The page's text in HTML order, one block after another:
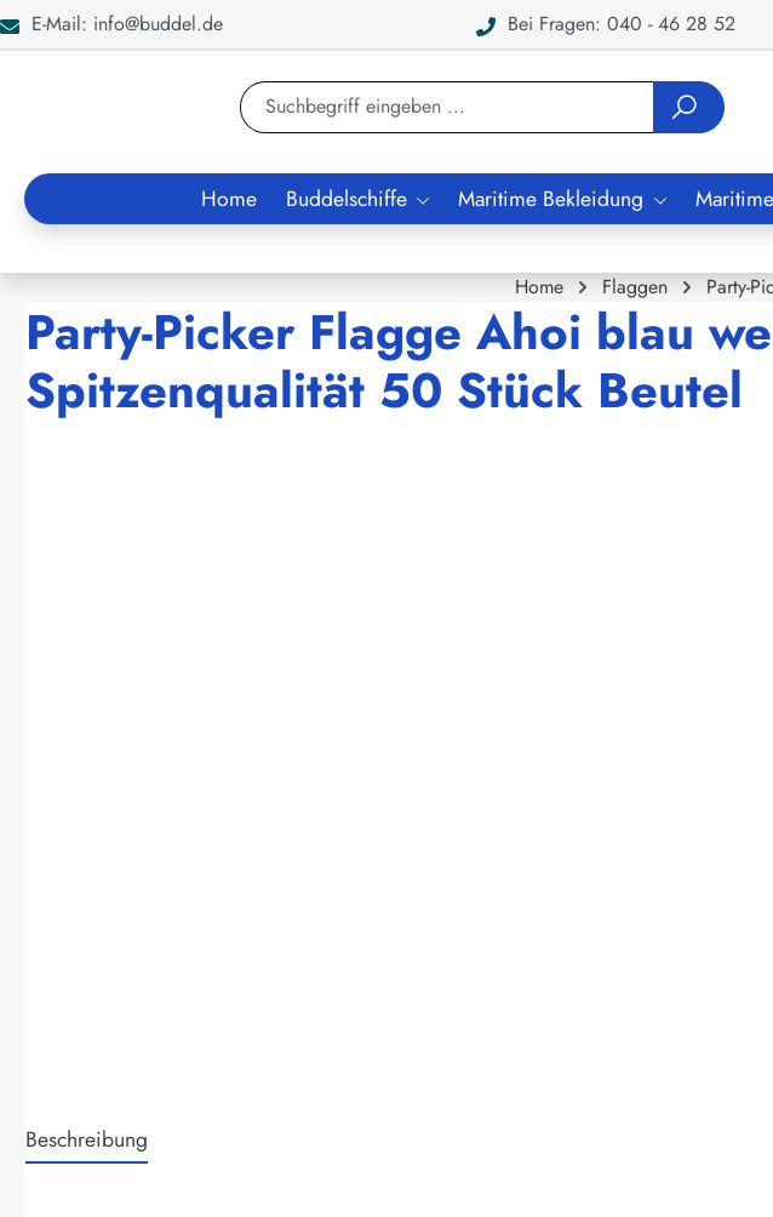
Zur Suche springen
E-Mail: info@buddel.de Bei Fragen: 040 - 46 28 52
Home Buddelschiffe Maritime Bekleidung
Home Flaggen Party-
Party-Picker Flagge Ahoi blau
Spitzenqualität 50 Stück Beutel
Beschreibung